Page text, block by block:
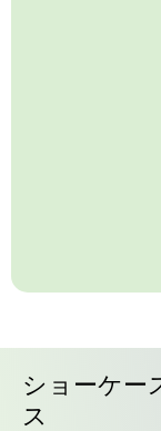
ショーケー
ス